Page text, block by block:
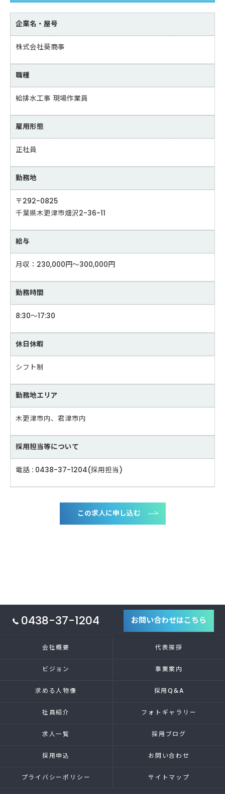
企業名・屋号
株式会社葵商事
職種
給排水工事 現場作業員
雇用形態
正社員
勤務地
〒292-0825
千葉県木更津市畑沢2-36-11
給与
月収：230,000円～300,000円
勤務時間
8:30～17:30
休日休暇
シフト制
勤務地エリア
木更津市内、君津市内
採用担当等について
電話 : 0438-37-1204(採用担当)
この求人に申し込む
0438-37-1204 お問い合わせはこちら
会社概要 代表挨拶
ビジョン 事業案内
求める人物像 採用Q&A
社員紹介 フォトギャラリー
求人一覧 採用ブログ
採用申込 お問い合わせ
プライバシーポリシー サイトマップ